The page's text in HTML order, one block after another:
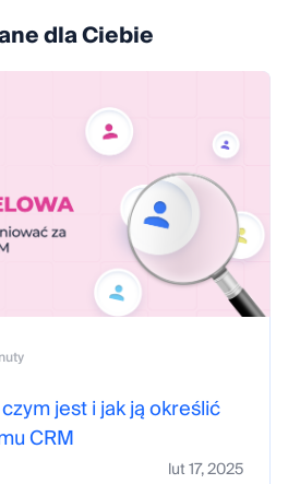
dla Ciebie
jest i jak ją określić
CRM
lut 17, 2025